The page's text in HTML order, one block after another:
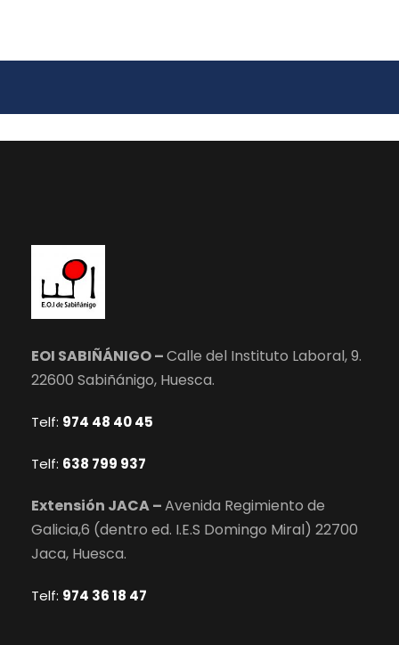
EOI SABIÑÁNIGO –Calle del Instituto Laboral, 9.
22600 Sabiñánigo, Huesca.
Telf: 974 48 40 45
Telf: 638 799 937
Extensión JACA –Avenida Regimiento de
Galicia,6 (dentro ed. I.E.S Domingo Miral) 22700
Jaca, Huesca.
Telf: 974 36 18 47